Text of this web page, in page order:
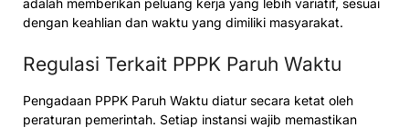
adalah memberikan peluang kerja yang lebih variatif, sesuai
dengan keahlian dan waktu yang dimiliki masyarakat.
Regulasi Terkait PPPK Paruh Waktu
Pengadaan PPPK Paruh Waktu diatur secara ketat oleh
peraturan pemerintah. Setiap instansi wajib memastikan